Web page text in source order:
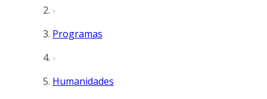
Programas
Humanidades